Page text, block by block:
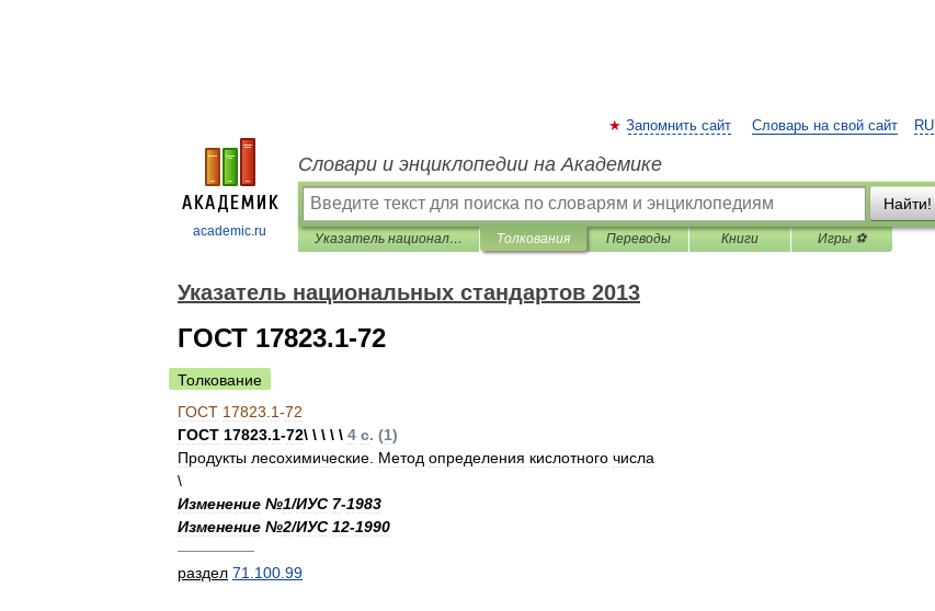
academic.ru
RU
Запомнить сайт Словарь на свой сайт
Словари и энциклопедии на Академике
Найти!
Указатель национальных стандартов 2013 Толкования Переводы Книги Игры ⚽
Указатель национальных стандартов 2013
ГОСТ 17823.1-72
Толкование
ГОСТ 17823 1-72
ГОСТ 17823.1-72\ \ \ \ \ 4 с. (1)
Продукты лесохимические Метод определения кислотного числа
\
Изменение №1/ИУС 7-1983
Изменение №2/ИУС 12-1990
—————
раздел 71 100 99